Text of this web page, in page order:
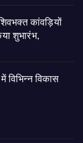
कांवड़ियों
शुभारंभ,
विभिन्न विकास